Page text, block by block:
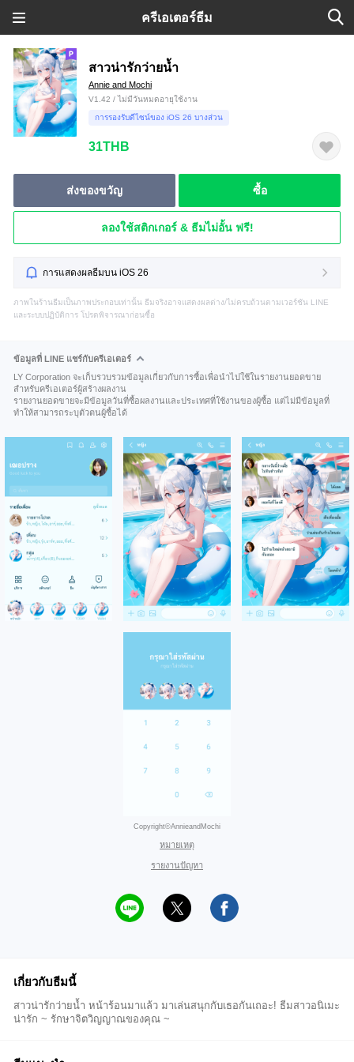
ครีเอเตอร์ธีม
สาวน่ารักว่ายน้ำ
Annie and Mochi
V1.42 / ไม่มีวันหมดอายุใช้งาน
การรองรับดีไซน์ของ iOS 26 บางส่วน
31THB
ส่งของขวัญ ซื้อ
ลองใช้สติกเกอร์ & ธีมไม่อั้น ฟรี!
การแสดงผลธีมบน iOS 26
ภาพในร้านธีมเป็นภาพประกอบเท่านั้น ธีมจริงอาจแสดงผลต่าง/ไม่ครบถ้วนตามเวอร์ชัน LINE
และระบบปฏิบัติการ โปรดพิจารณาก่อนซื้อ
ข้อมูลที่ LINE แชร์กับครีเอเตอร์
LY Corporation จะเก็บรวบรวมข้อมูลเกี่ยวกับการซื้อเพื่อนำไปใช้ในรายงานยอดขาย
สำหรับครีเอเตอร์ผู้สร้างผลงาน
รายงานยอดขายจะมีข้อมูลวันที่ซื้อผลงานและประเทศที่ใช้งานของผู้ซื้อ แต่ไม่มีข้อมูลที่
ทำให้สามารถระบุตัวตนผู้ซื้อได้
Copyright©AnnieandMochi
หมายเหตุ
รายงานปัญหา
เกี่ยวกับธีมนี้
สาวน่ารักว่ายน้ำ หน้าร้อนมาแล้ว มาเล่นสนุกกับเธอกันเถอะ! ธีมสาวอนิเมะ
น่ารัก ~ รักษาจิตวิญญาณของคุณ ~